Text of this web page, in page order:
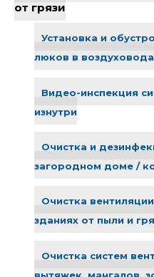
от грязи
Установка и
люков в
Видео-инспекция
изнутри
Очистка и
загородном доме /
Очистка
зданиях от пыли и
Очистка систем
вытяжек, мангалов,